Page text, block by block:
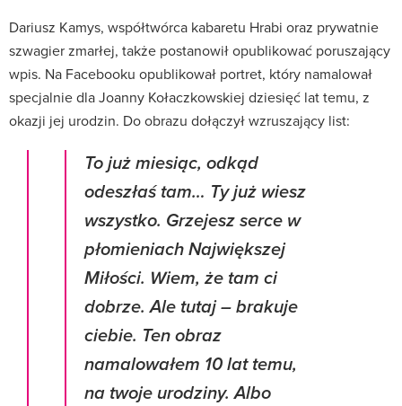
Dariusz Kamys, współtwórca kabaretu Hrabi oraz prywatnie
szwagier zmarłej, także postanowił opublikować poruszający
wpis. Na Facebooku opublikował portret, który namalował
specjalnie dla Joanny Kołaczkowskiej dziesięć lat temu, z
okazji jej urodzin. Do obrazu dołączył wzruszający list:
To już miesiąc, odkąd
odeszłaś tam… Ty już wiesz
wszystko. Grzejesz serce w
płomieniach Największej
Miłości. Wiem, że tam ci
dobrze. Ale tutaj – brakuje
ciebie. Ten obraz
namalowałem 10 lat temu,
na twoje urodziny. Albo